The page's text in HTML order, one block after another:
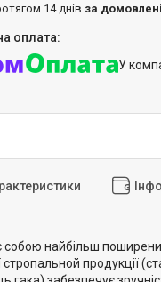
14 днів за
У
собою найбільш
стропальной продукції